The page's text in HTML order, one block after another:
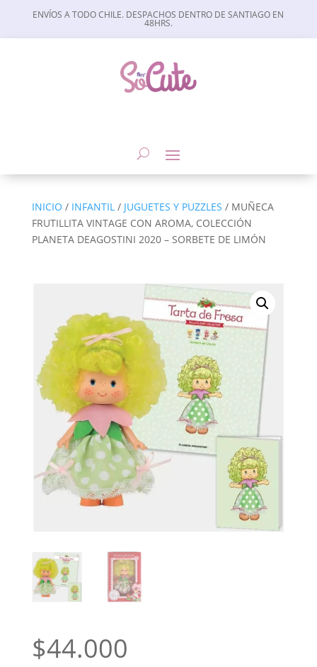
ENVÍOS A TODO CHILE. DESPACHOS DENTRO DE SANTIAGO EN
48HRS.
INICIO / INFANTIL / JUGUETES Y PUZZLES / MUÑECA
FRUTILLITA VINTAGE CON AROMA, COLECCIÓN
PLANETA DEAGOSTINI 2020 – SORBETE DE LIMÓN
$44.000